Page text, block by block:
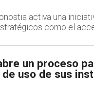
activa una
como el
un proceso
uso de sus